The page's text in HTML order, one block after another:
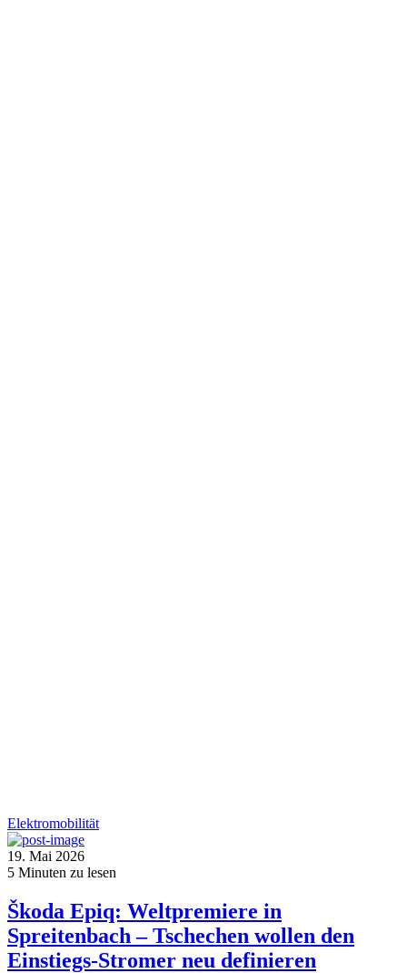
Elektromobilität
19. Mai 2026
5 Minuten zu lesen
Škoda Epiq: Weltpremiere in
Spreitenbach – Tschechen wollen den
Einstiegs-Stromer neu definieren